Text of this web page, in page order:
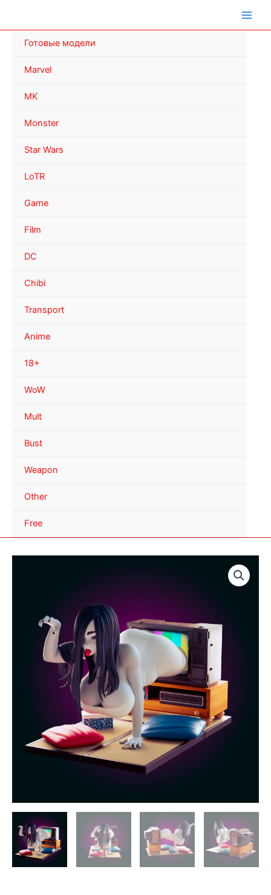
Готовые модели
Marvel
MK
Monster
Star Wars
LoTR
Game
Film
DC
Chibi
Transport
Anime
18+
WoW
Mult
Bust
Weapon
Other
Free